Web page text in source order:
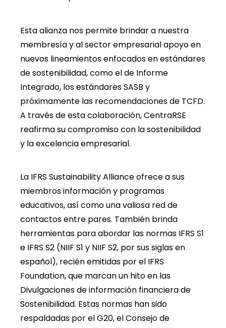
Esta alianza nos permite brindar a nuestra
membresía y al sector empresarial apoyo en
nuevos lineamientos enfocados en estándares
de sostenibilidad, como el de Informe
Integrado, los estándares SASB y
próximamente las recomendaciones de TCFD.
A través de esta colaboración, CentraRSE
reafirma su compromiso con la sostenibilidad
y la excelencia empresarial.
La IFRS Sustainability Alliance ofrece a sus
miembros información y programas
educativos, así como una valiosa red de
contactos entre pares. También brinda
herramientas para abordar las normas IFRS S1
e IFRS S2 (NIIF S1 y NIIF S2, por sus siglas en
español), recién emitidas por el IFRS
Foundation, que marcan un hito en las
Divulgaciones de información financiera de
Sostenibilidad. Estas normas han sido
respaldadas por el G20, el Consejo de